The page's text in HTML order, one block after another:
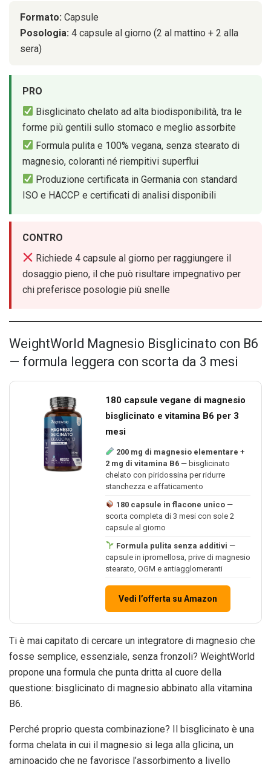
Formato: Capsule
Posologia: 4 capsule al giorno (2 al mattino + 2 alla
sera)
PRO
Bisglicinato chelato ad alta biodisponibilità, tra le
forme più gentili sullo stomaco e meglio assorbite
Formula pulita e 100% vegana, senza stearato di
magnesio, coloranti né riempitivi superflui
Produzione certificata in Germania con standard
ISO e HACCP e certificati di analisi disponibili
CONTRO
Richiede 4 capsule al giorno per raggiungere il
dosaggio pieno, il che può risultare impegnativo per
chi preferisce posologie più snelle
WeightWorld Magnesio Bisglicinato con B6
— formula leggera con scorta da 3 mesi
180 capsule vegane di magnesio
bisglicinato e vitamina B6 per 3
mesi
200 mg di magnesio elementare +
2 mg di vitamina B6 — bisglicinato
chelato con piridossina per ridurre
stanchezza e affaticamento
180 capsule in flacone unico—
scorta completa di 3 mesi con sole 2
capsule al giorno
Formula pulita senza additivi —
capsule in ipromellosa, prive di magnesio
stearato, OGM e antiagglomeranti
Vedi l’offerta su Amazon
Ti è mai capitato di cercare un integratore di magnesio che
fosse semplice, essenziale, senza fronzoli? WeightWorld
propone una formula che punta dritta al cuore della
questione: bisglicinato di magnesio abbinato alla vitamina
B6.
Perché proprio questa combinazione? Il bisglicinato è una
forma chelata in cui il magnesio si lega alla glicina, un
aminoacido che ne favorisce l’assorbimento a livello